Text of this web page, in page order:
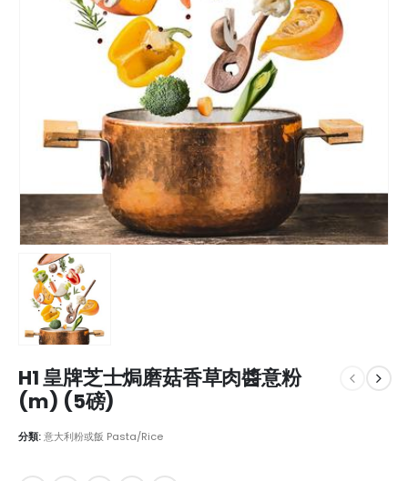
H1 皇牌芝士焗磨菇香草肉醬意粉
(m) (5磅)
分類:意大利粉或飯 Pasta/Rice